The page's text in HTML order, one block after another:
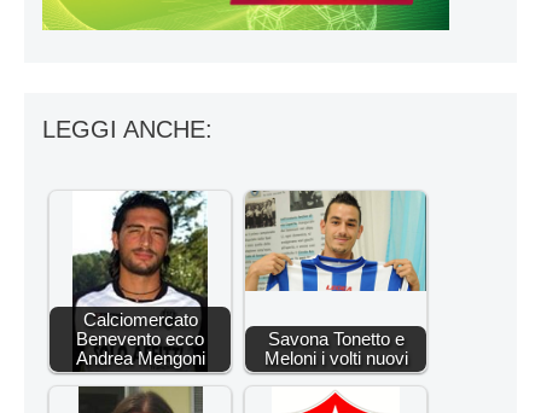
LEGGI ANCHE:
Calciomercato
Benevento ecco
Andrea Mengoni
Savona Tonetto e
Meloni i volti nuovi